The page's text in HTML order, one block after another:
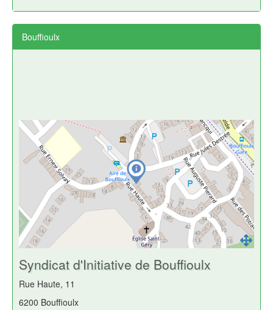
Bouffioulx
Syndicat d'Initiative de Bouffioulx
Rue Haute, 11
6200 Bouffioulx